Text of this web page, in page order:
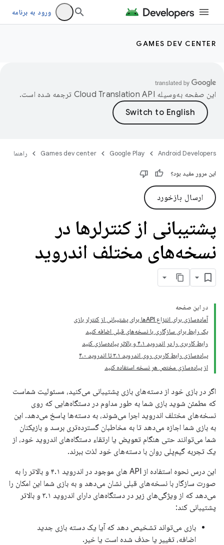
ورود به برنامه
GAMES DEV CENTER
این صفحه به‌وسیله ترجمه شده است.
Android Developers
Google Play
Games dev center راهنما
این مرور مفید بود؟
ارسال بازخورد
پشتیبانی از کنترلرها در
نسخه‌های مختلف اندروید
در این صفحه
آماده‌سازی برای انتزاع APIها برای پشتیبانی از کنترلر بازی
یک رابط برای سازگاری با نسخه‌های قبلی اضافه کنید
رابط کاربری را در اندروید ۴.۱ و بالاتر پیاده‌سازی کنید
پیاده‌سازی رابط کاربری روی اندروید ۳.۱ تا اندروید ۴.۰
از پیاده‌سازی مختص هر نسخه استفاده کنید
اگر در بازی خود از دسته‌های بازی پشتیبانی می‌کنید، مسئولیت شماست
که مطمئن شوید بازی شما به طور مداوم در دستگاه‌هایی که روی
نسخه‌های مختلف اندروید اجرا می‌شوند، به دسته‌ها پاسخ می‌دهد. این
به بازی شما اجازه می‌دهد تا به مخاطبان گسترده‌تری برسد و بازیکنان
شما می‌توانند حتی هنگام تعویض یا ارتقاء دستگاه‌های اندروید خود، از
یک تجربه گیم‌پلی روان با دسته‌های خود لذت ببرند.
این درس نحوه استفاده از API های موجود در اندروید ۴.۱ و بالاتر را به
صورت سازگار با نسخه‌های قبلی نشان می‌دهد و به بازی شما این امکان را
می‌دهد که از ویژگی‌های زیر در دستگاه‌های دارای اندروید ۳.۱ و بالاتر
پشتیبانی کند:
بازی می‌تواند تشخیص دهد که آیا یک دسته بازی جدید
اضافه، تغییر یا حذف شده است یا خیر.